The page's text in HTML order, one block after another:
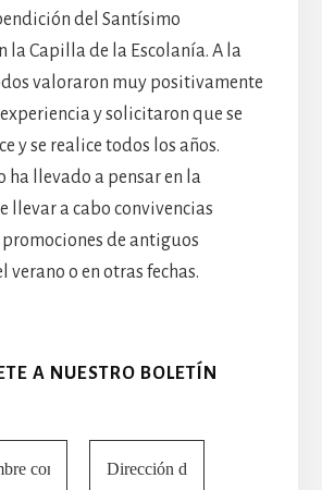
del Santísimo
la Capilla de la Escolanía. A la
valoraron muy positivamente
y solicitaron que se
y se realice todos los años.
ha llevado a pensar en la
llevar a cabo convivencias
de antiguos
verano o en otras fechas.
A NUESTRO BOLETÍN